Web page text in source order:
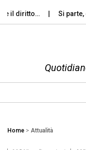
diritto… Si parte,
Home > Attualità